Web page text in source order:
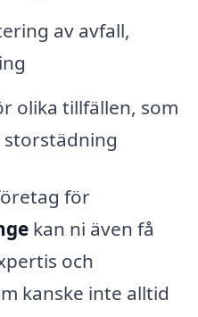
av avfall,
olika tillfällen, som
för
kan ni även få
och
kanske inte alltid